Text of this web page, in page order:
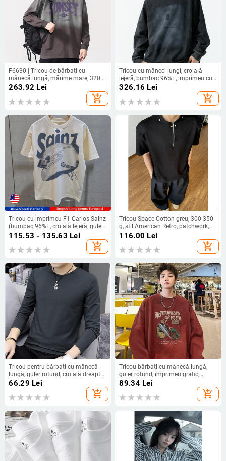
F6630 | Tricou de bărbați cu
mânecă lungă, mărime mare, 320 g,
bumbac 100%, croială lejeră,
263.92 Lei
add_shopping_cart
Tricou cu mâneci lungi, croială
lejeră, bumbac 96%+, imprimeu cu
litere
326.16 Lei
add_shopping_cart
Tricou cu imprimeu F1 Carlos Sainz
(bumbac 96%+, croială lejeră, guler
rotund, mâneci scurte, 180 g)
115.53 - 135.63 Lei
add_shopping_cart
Tricou Space Cotton greu, 300-350
g, stil American Retro, patchwork,
guler rotund
116.00 Lei
add_shopping_cart
Tricou pentru bărbați cu mânecă
lungă, guler rotund, croială dreaptă,
amestec elastic de poliester
66.29 Lei
add_shopping_cart
Tricou bărbați cu mânecă lungă,
guler rotund, imprimeu grafic,
croială lejeră, poliester
89.34Lei
add_shopping_cart